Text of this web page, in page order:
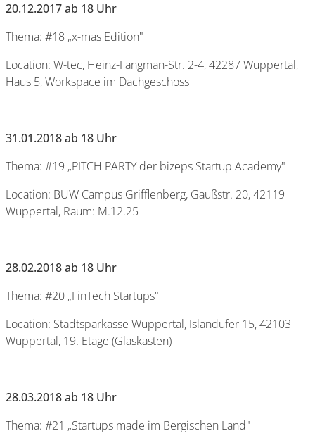
20.12.2017 ab 18 Uhr
Thema: #18 „x-mas Edition"
Location: W-tec, Heinz-Fangman-Str. 2-4, 42287 Wuppertal,
Haus 5, Workspace im Dachgeschoss
31.01.2018 ab 18 Uhr
Thema: #19 „PITCH PARTY der bizeps Startup Academy"
Location: BUW Campus Grifflenberg, Gaußstr. 20, 42119
Wuppertal, Raum: M.12.25
28.02.2018 ab 18 Uhr
Thema: #20 „FinTech Startups"
Location: Stadtsparkasse Wuppertal, Islandufer 15, 42103
Wuppertal, 19. Etage (Glaskasten)
28.03.2018 ab 18 Uhr
Thema: #21 „Startups made im Bergischen Land"